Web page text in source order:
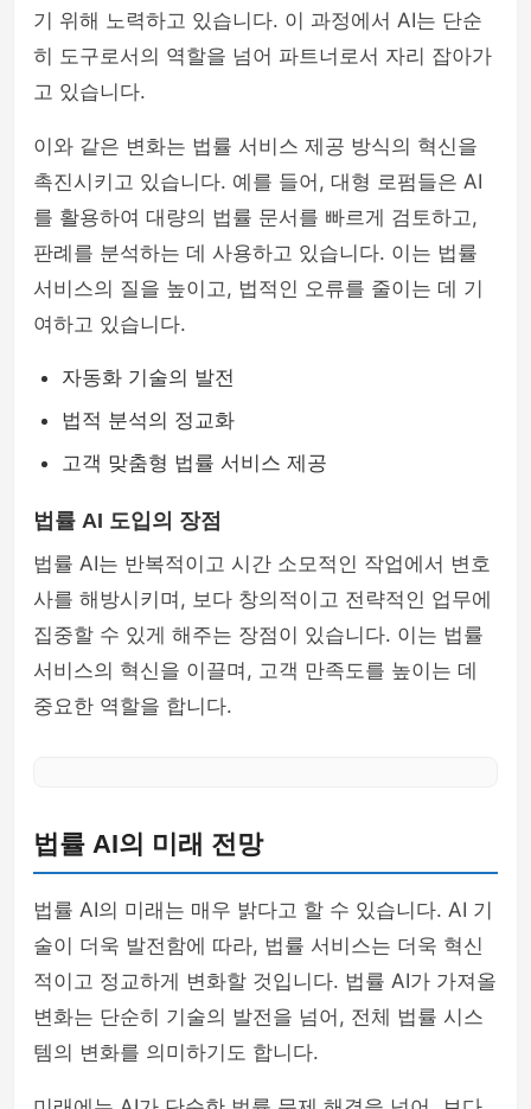
기 위해 노력하고 있습니다. 이 과정에서 AI는 단순
히 도구로서의 역할을 넘어 파트너로서 자리 잡아가
고 있습니다.
이와 같은 변화는 법률 서비스 제공 방식의 혁신을
촉진시키고 있습니다. 예를 들어, 대형 로펌들은 AI
를 활용하여 대량의 법률 문서를 빠르게 검토하고,
판례를 분석하는 데 사용하고 있습니다. 이는 법률
서비스의 질을 높이고, 법적인 오류를 줄이는 데 기
여하고 있습니다.
자동화 기술의 발전
법적 분석의 정교화
고객 맞춤형 법률 서비스 제공
법률 AI 도입의 장점
법률 AI는 반복적이고 시간 소모적인 작업에서 변호
사를 해방시키며, 보다 창의적이고 전략적인 업무에
집중할 수 있게 해주는 장점이 있습니다. 이는 법률
서비스의 혁신을 이끌며, 고객 만족도를 높이는 데
중요한 역할을 합니다.
법률 AI의 미래 전망
법률 AI의 미래는 매우 밝다고 할 수 있습니다. AI 기
술이 더욱 발전함에 따라, 법률 서비스는 더욱 혁신
적이고 정교하게 변화할 것입니다. 법률 AI가 가져올
변화는 단순히 기술의 발전을 넘어, 전체 법률 시스
템의 변화를 의미하기도 합니다.